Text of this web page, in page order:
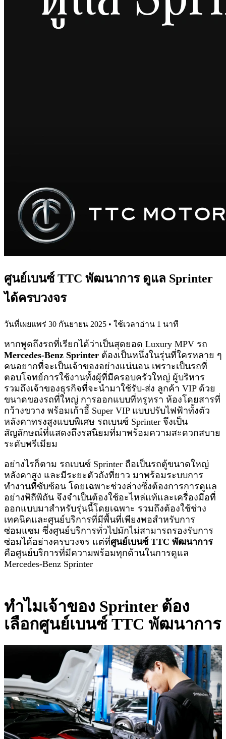
ศูนย์เบนซ์ TTC พัฒนาการ ดูแล Sprinter
ได้ครบวงจร
วันที่เผยแพร่ 30 กันยายน 2025 • ใช้เวลาอ่าน 1 นาที
หากพูดถึงรถที่เรียกได้ว่าเป็นสุดยอด Luxury MPV รถ
Mercedes-Benz Sprinter ต้องเป็นหนึ่งในรุ่นที่ใครหลาย ๆ
คนอยากที่จะเป็นเจ้าของอย่างแน่นอน เพราะเป็นรถที่
ตอบโจทย์การใช้งานทั้งผู้ที่มีครอบครัวใหญ่ ผู้บริหาร
รวมถึงเจ้าของธุรกิจที่จะนำมาใช้รับ-ส่ง ลูกค้า VIP ด้วย
ขนาดของรถที่ใหญ่ การออกแบบที่หรูหรา ห้องโดยสารที่
กว้างขวาง พร้อมเก้าอี้ Super VIP แบบปรับไฟฟ้าทั้งตัว
หลังคาทรงสูงแบบพิเศษ รถเบนซ์ Sprinter จึงเป็น
สัญลักษณ์ที่แสดงถึงรสนิยมที่มาพร้อมความสะดวกสบาย
ระดับพรีเมียม
อย่างไรก็ตาม รถเบนซ์ Sprinter ถือเป็นรถตู้ขนาดใหญ่
หลังคาสูง และมีระยะตัวถังที่ยาว มาพร้อมระบบการ
ทำงานที่ซับซ้อน โดยเฉพาะช่วงล่างซึ่งต้องการการดูแล
อย่างพิถีพิถัน จึงจำเป็นต้องใช้อะไหล่แท้และเครื่องมือที่
ออกแบบมาสำหรับรุ่นนี้โดยเฉพาะ รวมถึงต้องใช้ช่าง
เทคนิคและศูนย์บริการที่มีพื้นที่เพียงพอสำหรับการ
ซ่อมแซม ซึ่งศูนย์บริการทั่วไปมักไม่สามารถรองรับการ
ซ่อมได้อย่างครบวงจร แต่ที่ศูนย์เบนซ์ TTC พัฒนาการ
คือศูนย์บริการที่มีความพร้อมทุกด้านในการดูแล
Mercedes-Benz Sprinter
ทำไมเจ้าของ Sprinter ต้อง
เลือกศูนย์เบนซ์ TTC พัฒนาการ